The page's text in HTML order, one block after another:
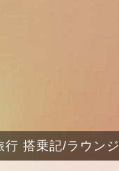
行 搭乗記/ラウンジ